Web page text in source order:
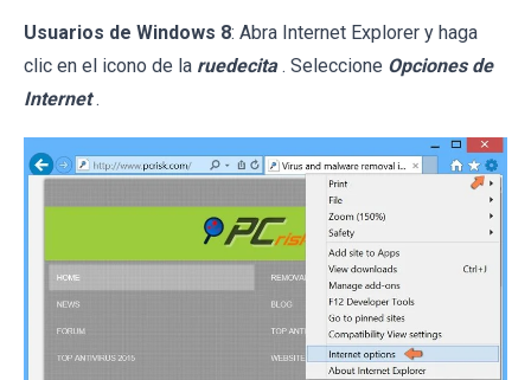
Usuarios de Windows 8: Abra Internet Explorer y haga
clic en el icono de la ruedecita . Seleccione Opciones de
Internet .